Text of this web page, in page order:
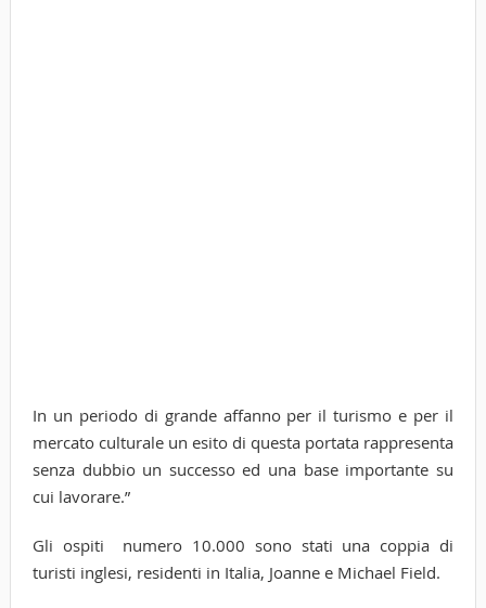
In un periodo di grande affanno per il turismo e per il
mercato culturale un esito di questa portata rappresenta
senza dubbio un successo ed una base importante su
cui lavorare.”
Gli ospiti numero 10.000 sono stati una coppia di
turisti inglesi, residenti in Italia, Joanne e Michael Field.